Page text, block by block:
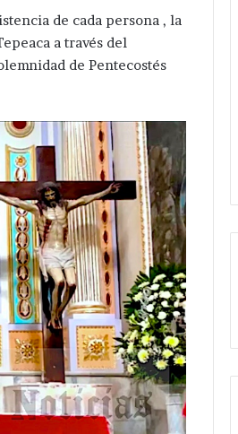
de cada persona , la
a través del
de Pentecostés